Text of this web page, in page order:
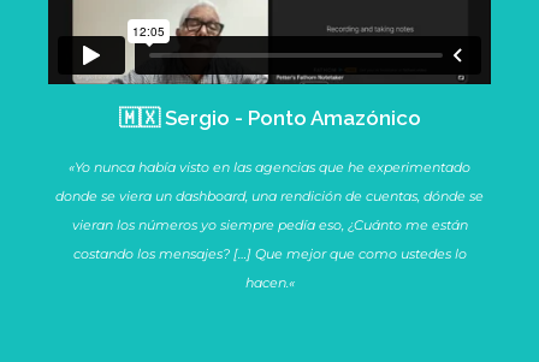
🇲🇽 Sergio - Ponto Amazónico
«Yo nunca había visto en las agencias que he experimentado
donde se viera un dashboard, una rendición de cuentas, dónde se
vieran los números yo siempre pedía eso, ¿Cuánto me están
costando los mensajes? […] Que mejor que como ustedes lo
hacen.«